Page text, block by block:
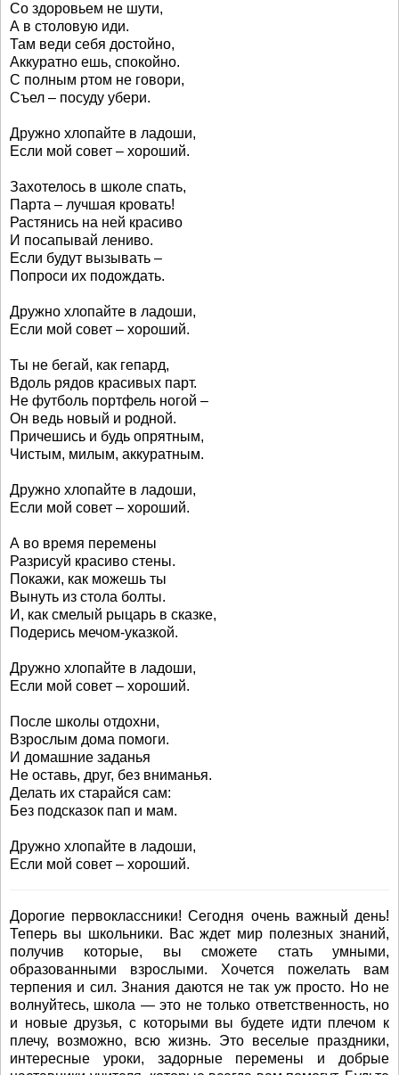
Со здоровьем не шути,
А в столовую иди.
Там веди себя достойно,
Аккуратно ешь, спокойно.
С полным ртом не говори,
Съел – посуду убери.
Дружно хлопайте в ладоши,
Если мой совет – хороший.
Захотелось в школе спать,
Парта – лучшая кровать!
Растянись на ней красиво
И посапывай лениво.
Если будут вызывать –
Попроси их подождать.
Дружно хлопайте в ладоши,
Если мой совет – хороший.
Ты не бегай, как гепард,
Вдоль рядов красивых парт.
Не футболь портфель ногой –
Он ведь новый и родной.
Причешись и будь опрятным,
Чистым, милым, аккуратным.
Дружно хлопайте в ладоши,
Если мой совет – хороший.
А во время перемены
Разрисуй красиво стены.
Покажи, как можешь ты
Вынуть из стола болты.
И, как смелый рыцарь в сказке,
Подерись мечом-указкой.
Дружно хлопайте в ладоши,
Если мой совет – хороший.
После школы отдохни,
Взрослым дома помоги.
И домашние заданья
Не оставь, друг, без вниманья.
Делать их старайся сам:
Без подсказок пап и мам.
Дружно хлопайте в ладоши,
Если мой совет – хороший.
Дорогие первоклассники! Сегодня очень важный день!
Теперь вы школьники. Вас ждет мир полезных знаний,
получив которые, вы сможете стать умными,
образованными взрослыми. Хочется пожелать вам
терпения и сил. Знания даются не так уж просто. Но не
волнуйтесь, школа — это не только ответственность, но
и новые друзья, с которыми вы будете идти плечом к
плечу, возможно, всю жизнь. Это веселые праздники,
интересные уроки, задорные перемены и добрые